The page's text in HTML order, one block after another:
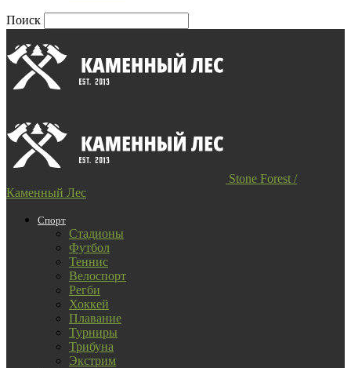
Поиск
Stone Forest /
Каменный Лес
Спорт
Стадионы
Футбол
Теннис
Велоспорт
Регби
Хоккей
Плавание
Турниры
Трибуна
Экстрим